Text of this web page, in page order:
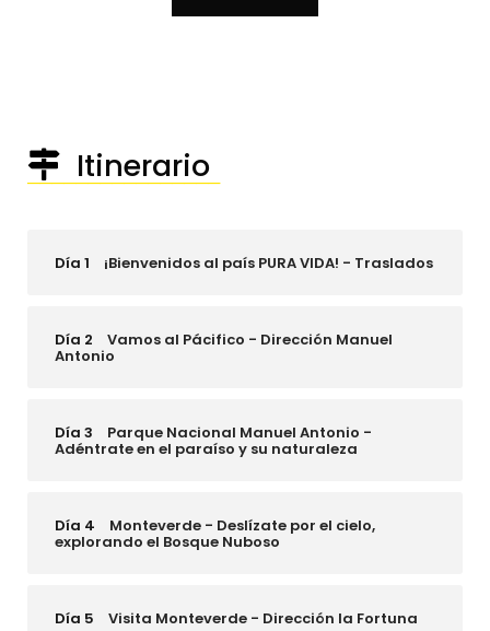
Itinerario
────────────────
Día 1 ¡Bienvenidos al país PURA VIDA! - Traslados
Día 2 Vamos al Pácifico - Dirección Manuel
Antonio
Día 3 Parque Nacional Manuel Antonio -
Adéntrate en el paraíso y su naturaleza
Día 4 Monteverde - Deslízate por el cielo,
explorando el Bosque Nuboso
Día 5 Visita Monteverde - Dirección la Fortuna